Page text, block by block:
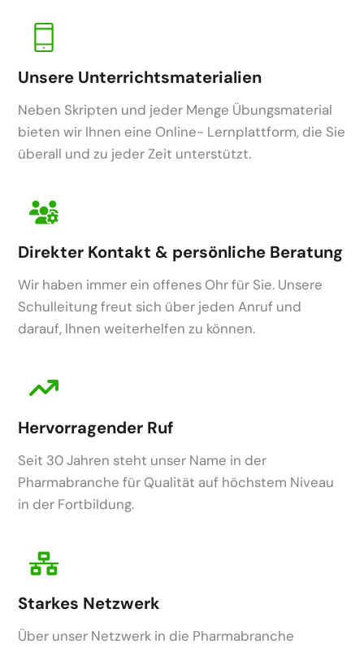
Unsere Unterrichtsmaterialien
Neben Skripten und jeder Menge Übungsmaterial
bieten wir Ihnen eine Online- Lernplattform, die Sie
überall und zu jeder Zeit unterstützt.
Direkter Kontakt & persönliche Beratung
Wir haben immer ein offenes Ohr für Sie. Unsere
Schulleitung freut sich über jeden Anruf und
darauf, Ihnen weiterhelfen zu können.
Hervorragender Ruf
Seit 30 Jahren steht unser Name in der
Pharmabranche für Qualität auf höchstem Niveau
in der Fortbildung.
Starkes Netzwerk
Über unser Netzwerk in die Pharmabranche